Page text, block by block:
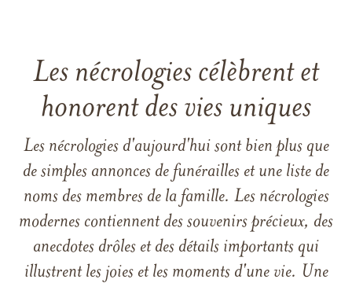
Les nécrologies célèbrent et
honorent des vies uniques
Les nécrologies d'aujourd'hui sont bien plus que
de simples annonces de funérailles et une liste de
noms des membres de la famille. Les nécrologies
modernes contiennent des souvenirs précieux, des
anecdotes drôles et des détails importants qui
illustrent les joies et les moments d'une vie. Une